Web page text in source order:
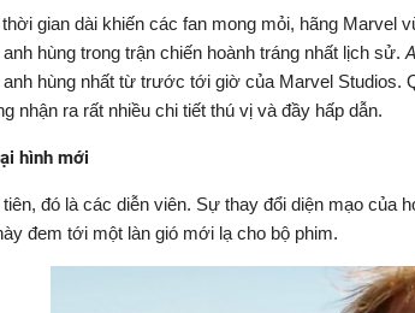
thời gian dài khiến các fan mong mỏi, hãng Marvel
hùng trong trận chiến hoành tráng nhất lịch sử.
anh hùng nhất từ trước tới giờ của Marvel Studios.
nhận ra rất nhiều chi tiết thú vị và đầy hấp dẫn.
hình mới
đó là các diễn viên. Sự thay đổi diện mạo của
đem tới một làn gió mới lạ cho bộ phim.